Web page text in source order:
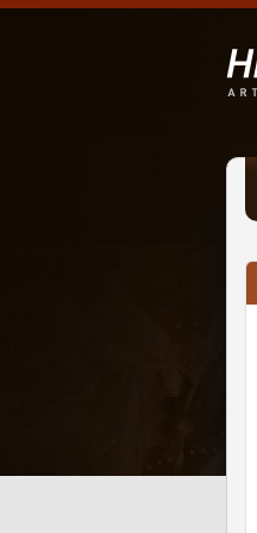
Перейти к основному содержанию